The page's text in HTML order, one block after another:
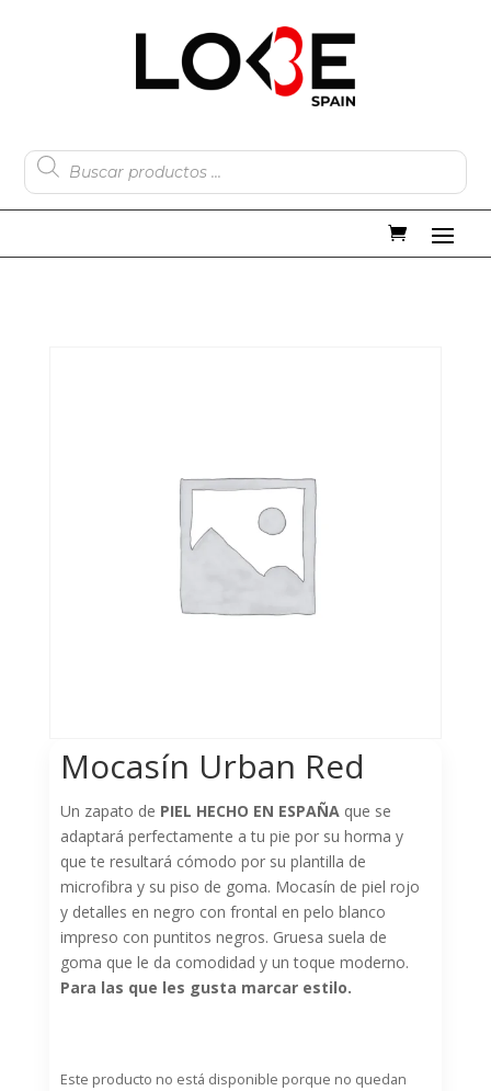
de
productos
Mocasín Urban Red
Un zapato de PIEL HECHO EN ESPAÑAque se
adaptará perfectamente a tu pie por su horma y
que te resultará cómodo por su plantilla de
microfibra y su piso de goma. Mocasín de piel rojo
y detalles en negro con frontal en pelo blanco
impreso con puntitos negros. Gruesa suela de
goma que le da comodidad y un toque moderno.
Para las que les gusta marcar estilo.
Este producto no está disponible porque no quedan